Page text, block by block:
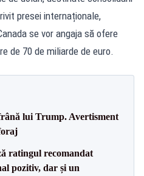
presei internaționale,
se vor angaja să ofere
de 70 de miliarde de euro.
lui Trump. Avertisment
ratingul recomandat
pozitiv, dar și un